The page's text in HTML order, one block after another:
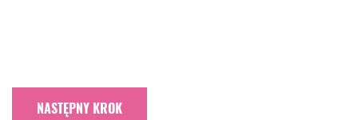
NASTĘPNY KROK